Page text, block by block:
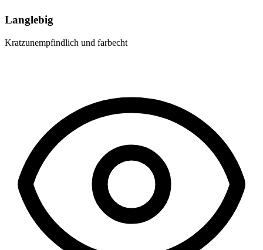
Langlebig
Kratzunempfindlich und farbecht